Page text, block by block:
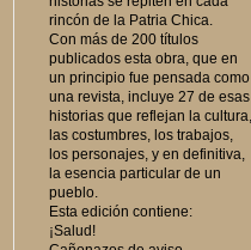
rincón de la Patria Chica.
Con más de 200 títulos
publicados esta obra, que en
un principio fue pensada como
una revista, incluye 27 de esas
historias que reflejan la cultura,
las costumbres, los trabajos,
los personajes, y en definitiva,
la esencia particular de un
pueblo.
Esta edición contiene:
¡Salud!